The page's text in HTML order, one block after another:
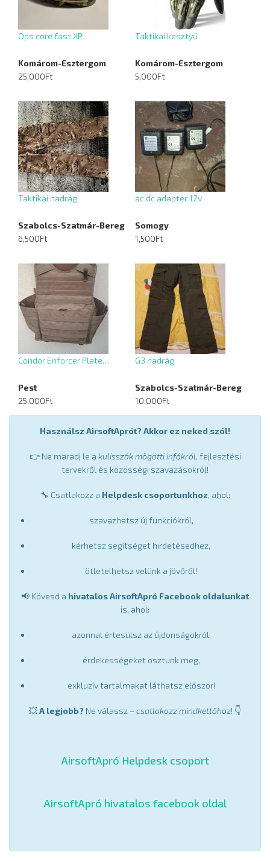
Ops core fast XP
Komárom-Esztergom
25,000Ft
Taktikai kesztyű
Komárom-Esztergom
5,000Ft
Taktikai nadrág
Szabolcs-Szatmár-Bereg
6,500Ft
ac dc adapter 12v
Somogy
1,500Ft
Condor Enforcer Plate…
Pest
25,000Ft
G3 nadrág
Szabolcs-Szatmár-Bereg
10,000Ft
Használsz AirsoftAprót? Akkor ez neked szól!
👉 Ne maradj le a kulisszák mögötti infókról, fejlesztési
tervekről és közösségi szavazásokról!
🔧 Csatlakozz a Helpdesk csoportunkhoz, ahol:
szavazhatsz új funkciókról,
kérhetsz segítséget hirdetésedhez,
ötletelhetsz velünk a jövőről!
📢 Kövesd a hivatalos AirsoftApró Facebook oldalunkat
is, ahol:
azonnal értesülsz az újdonságokról,
érdekességeket osztunk meg,
exkluzív tartalmakat láthatsz először!
💥A legjobb? Ne válassz –csatlakozz mindkettőhöz! 👇
AirsoftApró Helpdesk csoport
AirsoftApró hivatalos facebook oldal